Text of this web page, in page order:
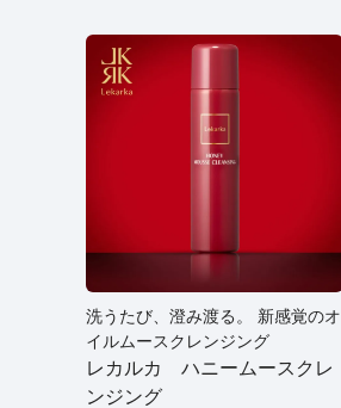
洗うたび、澄み渡る。 新感覚のオ
イルムースクレンジング
レカルカ ハニームースクレ
ンジング